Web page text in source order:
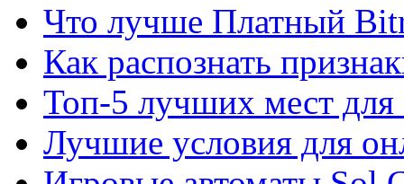
Что лучше Платный
Как распознать
Топ-5 лучших мест для
Лучшие условия для